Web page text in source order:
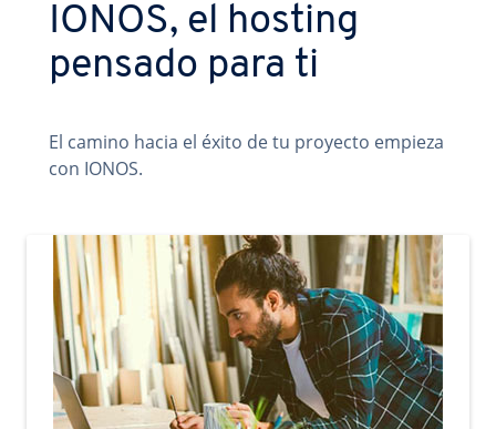
IONOS, el hosting
pensado para ti
El camino hacia el éxito de tu proyecto empieza
con IONOS.